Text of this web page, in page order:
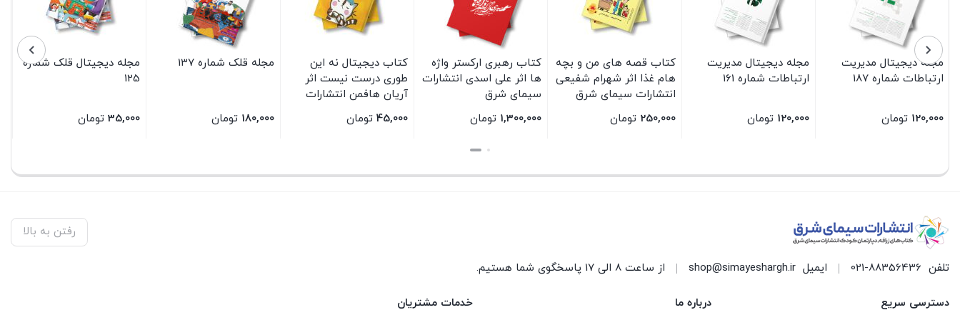
مجله دیجیتال مدیریت
ارتباطات شماره 187
120,000 تومان
مجله دیجیتال مدیریت
ارتباطات شماره 161
120,000 تومان
کتاب قصه های من و بچه
هام غذا اثر شهرام شفیعی
انتشارات سیمای شرق
250,000 تومان
کتاب رهبری ارکستر واژه
ها اثر علی اسدی انتشارات
سیمای شرق
1,300,000 تومان
کتاب دیجیتال نه این
طوری درست نیست اثر
آریان هافمن انتشارات
سیمای شرق
45,000 تومان
مجله قلک شماره 137
180,000 تومان
مجله دیجیتال قلک شماره
125
35,000 تومان
رفتن به بالا
تلفن 021-88356436 ایمیل shop@simayeshargh.ir از ساعت 8 الی 17 پاسخگوی شما هستیم.
دسترسی سریع درباره ما خدمات مشتریان